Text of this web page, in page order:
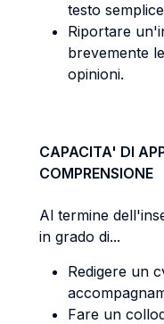
testo
Riportare
brevemente
opinioni.
CAPACITA' DI
COMPRENSIONE
Al termine
in grado di...
Redigere un
Fare un